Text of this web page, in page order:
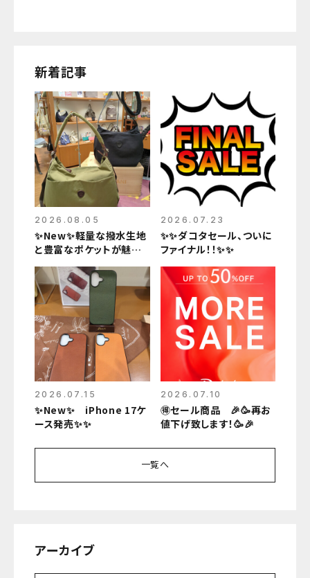
新着記事
2026.08.05
✨New✨軽量な撥水生地
と豊富なポケットが魅力
2026.07.23
✨✨ダコタセール、ついに
ファイナル！！✨✨
2026.07.15
✨New✨ iPhone 17ケ
ース発売✨✨
2026.07.10
🉐セール商品 🎉🥳再お
値下げ致します！🥳🎉
一覧へ
アーカイブ